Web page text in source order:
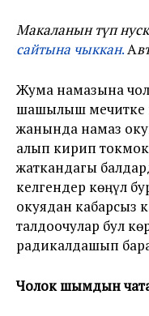
Макаланын түп
сайтына чыккан.А
Жума намазына
шашылыш мечитке
жанында намаз
алып кирип
жаткандагы
келгендер көӊүл
окуядан кабарсыз
талдоочулар бул
радикалдашып
Чолок шымдын